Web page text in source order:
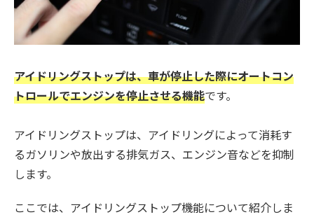
アイドリングストップは、車が停止した際にオートコン
トロールでエンジンを停止させる機能です。
アイドリングストップは、アイドリングによって消耗す
るガソリンや放出する排気ガス、エンジン音などを抑制
します。
ここでは、アイドリングストップ機能について紹介しま